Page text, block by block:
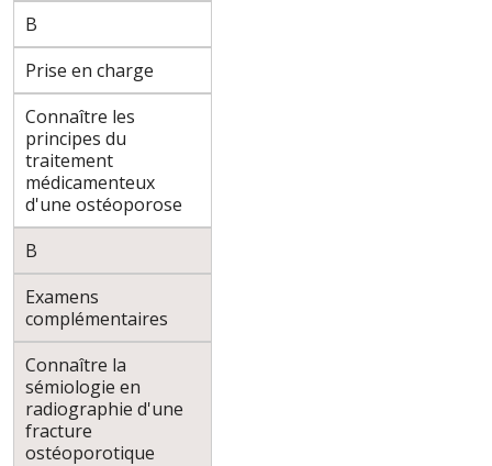
B
Prise en charge
Connaître les
principes du
traitement
médicamenteux
d'une ostéoporose
B
Examens
complémentaires
Connaître la
sémiologie en
radiographie d'une
fracture
ostéoporotique